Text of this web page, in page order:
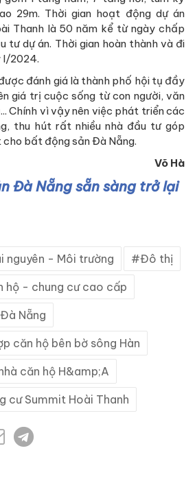
29m. Thời gian hoạt động dự án
Thanh là 50 năm kể từ ngày chấp
tư dự án. Thời gian hoàn thành và đi
I/2024.
đánh giá là thành phố hội tụ đầy
giá trị cuộc sống từ con người, văn
Chính vì vậy nên việc phát triển các
thu hút rất nhiều nhà đầu tư góp
bất động sản Đà Nẵng.
Võ Hà
Đà Nẵng sẵn sàng trở lại
nguyên - Môi trường Đô thị
hộ - chung cư cao cấp
Nẵng
căn hộ bên bờ sông Hàn
căn hộ H&amp;A
cư Summit Hoài Thanh